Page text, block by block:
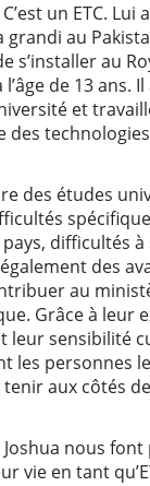
un ETC. Lui
grandi au
s’installer au
de 13 ans.
et
des
des études
difficultés à
des
au
Grâce à leur
leur sensibilité
les personnes
aux côtés
nous
vie en tant